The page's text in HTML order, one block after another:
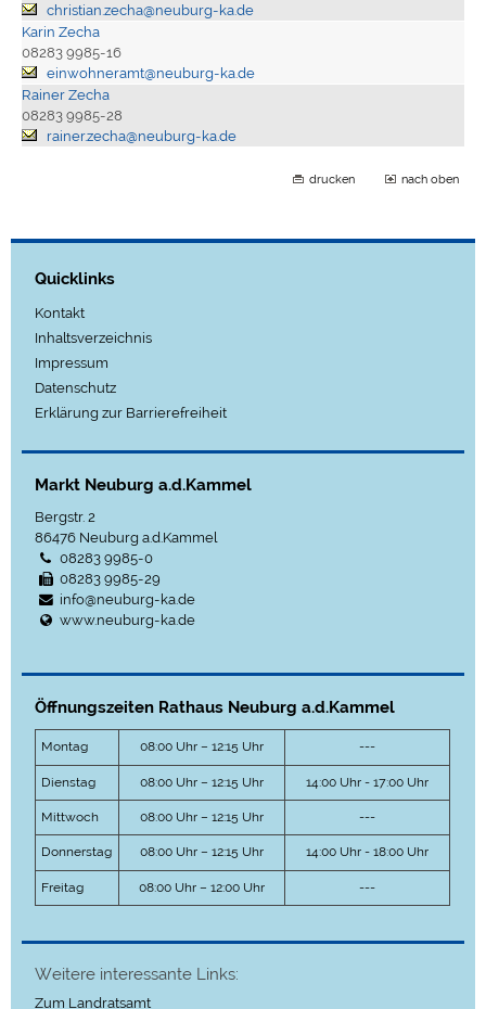
christian.zecha@neuburg-ka.de
Karin Zecha
08283 9985-16
einwohneramt@neuburg-ka.de
Rainer Zecha
08283 9985-28
rainer.zecha@neuburg-ka.de
drucken nach oben
Quicklinks
Kontakt
Inhaltsverzeichnis
Impressum
Datenschutz
Erklärung zur Barrierefreiheit
Markt Neuburg a.d.Kammel
Bergstr. 2
86476 Neuburg a.d.Kammel
08283 9985-0
08283 9985-29
info@neuburg-ka.de
www.neuburg-ka.de
Öffnungszeiten Rathaus Neuburg a.d.Kammel
Montag 08:00 Uhr – 12:15 Uhr ---
Dienstag 08:00 Uhr – 12:15 Uhr 14:00 Uhr - 17:00 Uhr
Mittwoch 08:00 Uhr – 12:15 Uhr ---
Donnerstag 08:00 Uhr – 12:15 Uhr 14:00 Uhr - 18:00 Uhr
Freitag 08:00 Uhr – 12:00 Uhr ---
Weitere interessante Links:
Zum Landratsamt